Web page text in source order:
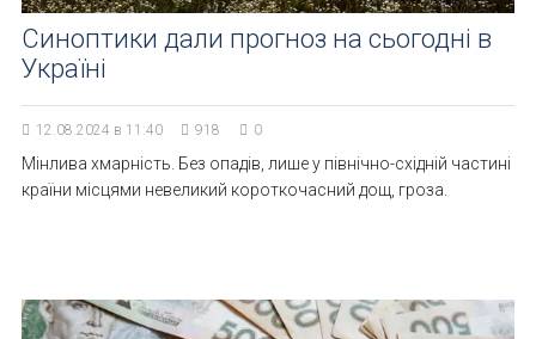
Синоптики дали прогноз на сьогодні в
Україні
12.08.2024 в 11:40 918 0
Мінлива хмарність. Без опадів, лише у північно-східній частині
країни місцями невеликий короткочасний дощ, гроза.